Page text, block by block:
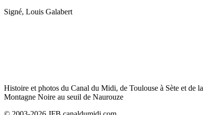
Signé, Louis Galabert
Histoire et photos du Canal du Midi, de Toulouse à Sète et de la
Montagne Noire au seuil de Naurouze